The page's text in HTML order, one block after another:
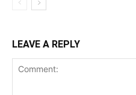
LEAVE A REPLY